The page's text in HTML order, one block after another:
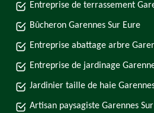
Entreprise de terrassement
Bûcheron Garennes Sur Eure
Entreprise abattage arbre
Entreprise de jardinage
Jardinier taille de haie
Artisan paysagiste Garennes